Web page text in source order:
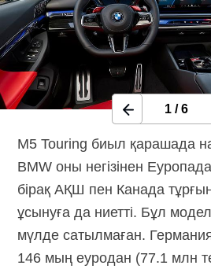
1 /6
M5 Touring биыл қарашада
BMW оны негізінен
бірақ АҚШ пен Канада
ұсынуға да ниетті. Бұл
мүлде сатылмаған.
146 мың еуродан (77.1 млн